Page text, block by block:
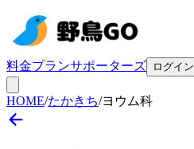
料金プランサポーターズ ログイン
HOME/たかきち/ヨウム科